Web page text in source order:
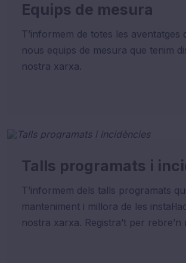
Equips de mesura
T’informem de totes les aventatges
nous equips de mesura que tenim
nostra xarxa.
Talls programats i
T’informem dels talls programats
manteniment i millora de les
nostra xarxa. Registra’t per rebre’n